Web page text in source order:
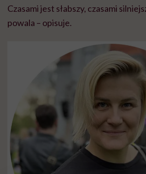
Czasami jest słabszy, czasami
powala – opisuje.